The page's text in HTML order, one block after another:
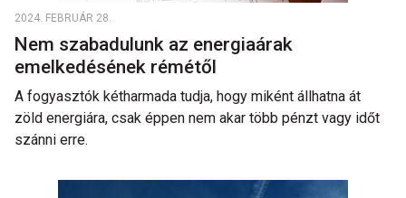
2024. FEBRUÁR 28.
Nem szabadulunk az energiaárak
emelkedésének rémétől
A fogyasztók kétharmada tudja, hogy miként állhatna át
zöld energiára, csak éppen nem akar több pénzt vagy időt
szánni erre.